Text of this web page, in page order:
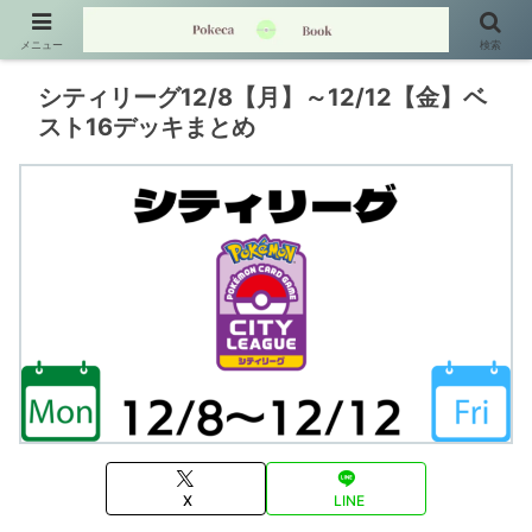
シティリーグ12/8【月】～12/12【金】ベ
スト16デッキまとめ
X LINE
メニュー 検索